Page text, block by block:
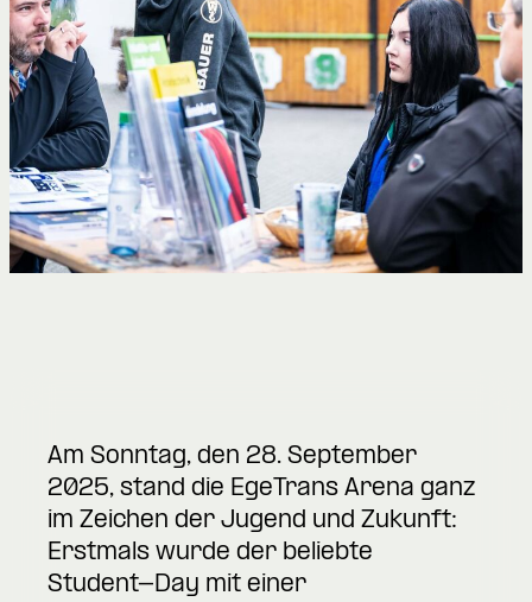
Am Sonntag, den 28. September
2025, stand die EgeTrans Arena ganz
im Zeichen der Jugend und Zukunft:
Erstmals wurde der beliebte
Student-Day mit einer